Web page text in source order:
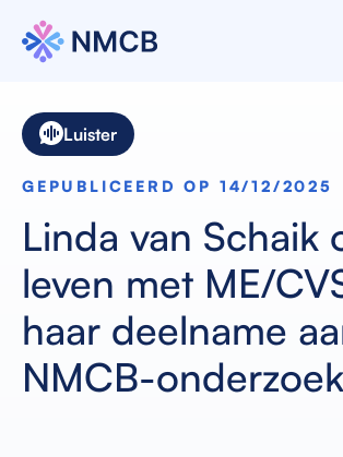
Luister
GEPUBLICEERD OP 14/12/2025
Linda van Schaik
leven met ME/
haar deelname
NMCB-onderzoek